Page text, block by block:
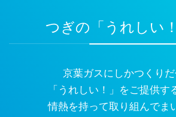
つぎの「うれしい
京葉ガスにしかつくり
「うれしい！」をご提供す
情熱を持って取り組んでま